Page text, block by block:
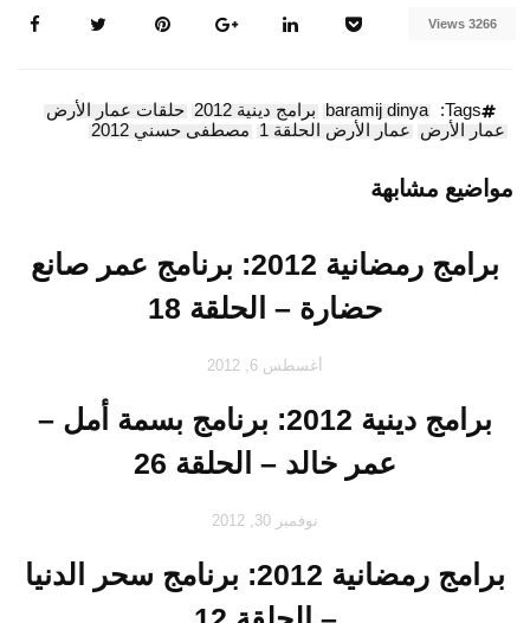
3266 Views
Tags:
baramij dinya برامج دينية 2012
حلقات عمار الأرض
عمار الأرض عمار الأرض الحلقة 1 مصطفى حسني 2012
مواضيع مشابهة
برامج رمضانية 2012: برنامج عمر صانع
حضارة – الحلقة 18
أغسطس 6, 2012
برامج دينية 2012: برنامج بسمة أمل –
عمر خالد – الحلقة 26
نوفمبر 30, 2012
برامج رمضانية 2012: برنامج سحر الدنيا